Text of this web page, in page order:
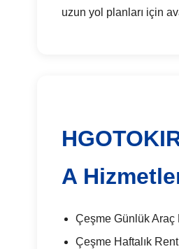
uzun yol planları için
A
Çeşme Günlük Araç
Çeşme Haftalık